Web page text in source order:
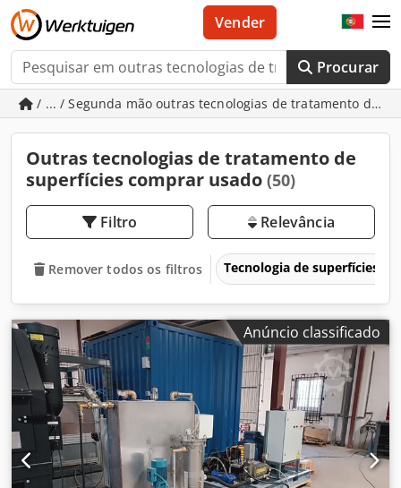
Procurar
Vender
/ ... / Segunda mão outras tecnologias de tratamento de
Outras tecnologias de tratamento de
superfícies comprar usado (50)
Filtro Relevância
Remover todos os filtros Tecnologia de superfícies
Anúncio classificado